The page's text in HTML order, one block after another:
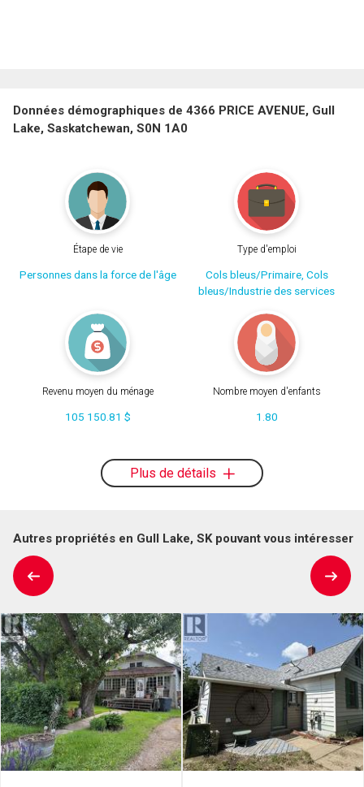
Données démographiques de 4366 PRICE AVENUE, Gull
Lake, Saskatchewan, S0N 1A0
Étape de vie
Personnes dans la force de l'âge
Type d'emploi
Cols bleus/Primaire, Cols
bleus/Industrie des services
Revenu moyen du ménage
105 150.81 $
Nombre moyen d'enfants
1.80
Plus de détails
Autres propriétés en Gull Lake, SK pouvant vous intéresser